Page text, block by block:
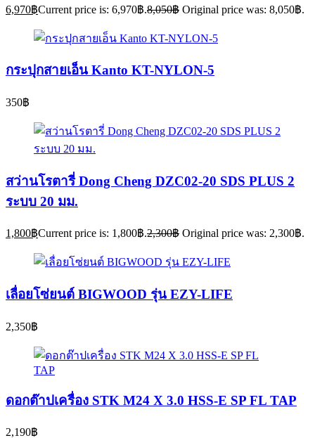
6,970฿Current price is: 6,970฿.8,050฿ Original price was: 8,050฿.
กระปุกสายเอ็น Kanto KT-NYLON-5
350฿
สว่านโรตารี่ Dong Cheng DZC02-20 SDS PLUS 2
ระบบ 20 มม.
1,800฿Current price is: 1,800฿.2,300฿ Original price was: 2,300฿.
เลื่อยโซ่ยนต์ BIGWOOD รุ่น EZY-LIFE
2,350฿
ดอกต๊าปเครื่อง STK M24 X 3.0 HSS-E SP FL TAP
2,190฿